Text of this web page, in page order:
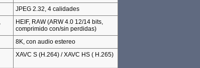
JPEG 2.32, 4 calidades
HEIF, RAW (ARW 4.0 12/14 bits,
comprimido con/sin perdidas)
8K, con audio estereo
XAVC S (H.264) / XAVC HS ( H.265)